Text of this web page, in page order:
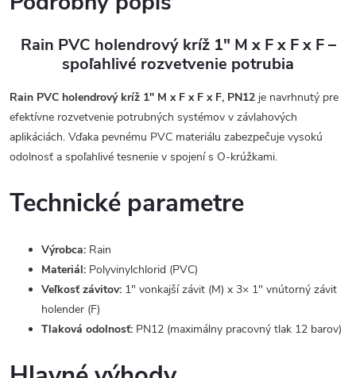
Rain PVC holendrový kríž 1" M x F x F x F –
spoľahlivé rozvetvenie potrubia
Rain PVC holendrový kríž 1" M x F x F x F, PN12 je navrhnutý pre
efektívne rozvetvenie potrubných systémov v závlahových
aplikáciách. Vďaka pevnému PVC materiálu zabezpečuje vysokú
odolnosť a spoľahlivé tesnenie v spojení s O-krúžkami.
Technické parametre
Výrobca: Rain
Materiál: Polyvinylchlorid (PVC)
Veľkosť závitov: 1" vonkajší závit (M) x 3× 1" vnútorný závit
holender (F)
Tlaková odolnosť: PN12 (maximálny pracovný tlak 12 barov)